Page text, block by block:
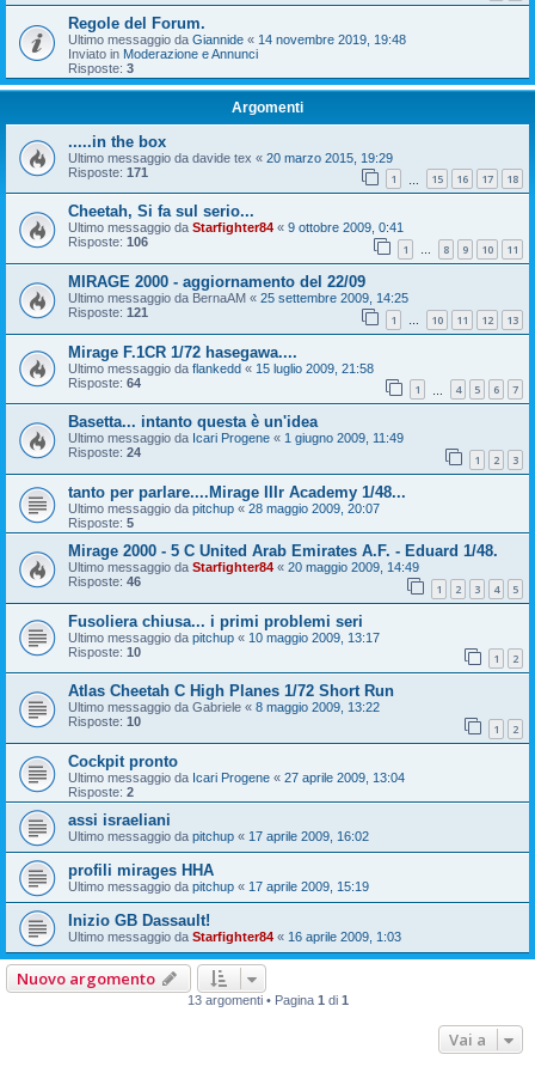
Regole del Forum.
Ultimo messaggio da Giannide « 14 novembre 2019, 19:48
Inviato in Moderazione e Annunci
Risposte: 3
Argomenti
.....in the box
Ultimo messaggio da davide tex « 20 marzo 2015, 19:29
Risposte: 171 1 15 16 17 18
Cheetah, Si fa sul serio...
Ultimo messaggio da Starfighter84 « 9 ottobre 2009, 0:41
Risposte: 106 1 … 8 9 10 11
MIRAGE 2000 - aggiornamento del 22/09
Ultimo messaggio da BernaAM « 25 settembre 2009, 14:25
Risposte: 121 1 … 10 11 12 13
Mirage F.1CR 1/72 hasegawa....
Ultimo messaggio da flankedd « 15 luglio 2009, 21:58
Risposte: 64 1 4 5 6 7
Basetta... intanto questa è un'idea
Ultimo messaggio da Icari Progene « 1 giugno 2009, 11:49
Risposte: 24 1 2 3
tanto per parlare....Mirage IIIr Academy 1/48...
Ultimo messaggio da pitchup « 28 maggio 2009, 20:07
Risposte: 5
Mirage 2000 - 5 C United Arab Emirates A.F. - Eduard 1/48.
Ultimo messaggio da Starfighter84 « 20 maggio 2009, 14:49
Risposte: 46 1 2 3 4 5
Fusoliera chiusa... i primi problemi seri
Ultimo messaggio da pitchup « 10 maggio 2009, 13:17
Risposte: 10 1 2
Atlas Cheetah C High Planes 1/72 Short Run
Ultimo messaggio da Gabriele « 8 maggio 2009, 13:22
Risposte: 10 1 2
Cockpit pronto
Ultimo messaggio da Icari Progene « 27 aprile 2009, 13:04
Risposte: 2
assi israeliani
Ultimo messaggio da pitchup « 17 aprile 2009, 16:02
profili mirages HHA
Ultimo messaggio da pitchup « 17 aprile 2009, 15:19
Inizio GB Dassault!
Ultimo messaggio da Starfighter84 « 16 aprile 2009, 1:03
Nuovo argomento
13 argomenti • Pagina 1 di 1
Vai a